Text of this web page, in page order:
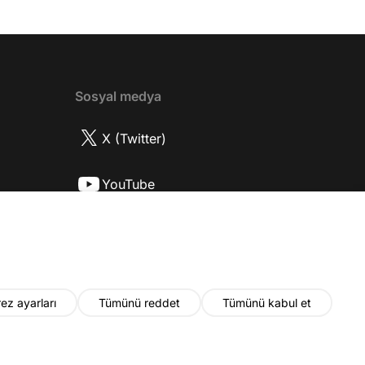
17:52 İlhan Şen, ayakkabı eleştirisinden
Biran Damla Yılmaz nereli, nasıl bir
30:18 Mert Doğan'ın oyunculuk
başladı? 35:47 Aziz Yıldırım
olduğu için mühendisliği seçtiği doğru
yıl neler olacak? 48:19 Gelecekte başka
Sosyal medya
X (Twitter)
YouTube
ayarları Tümünü reddet Tümünü kabul et